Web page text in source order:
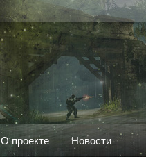
О проекте Новости